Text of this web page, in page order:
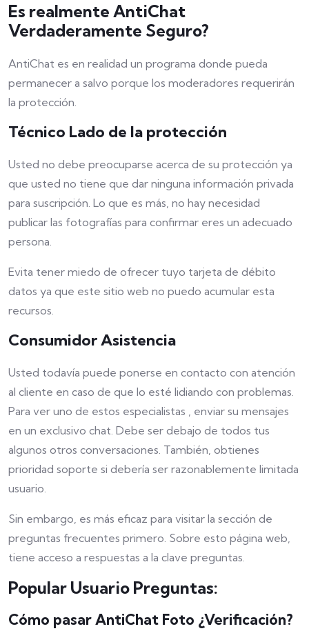
Es realmente AntiChat
Verdaderamente Seguro?
AntiChat es en realidad un programa donde pueda
permanecer a salvo porque los moderadores requerirán
la protección.
Técnico Lado de la protección
Usted no debe preocuparse acerca de su protección ya
que usted no tiene que dar ninguna información privada
para suscripción. Lo que es más, no hay necesidad
publicar las fotografías para confirmar eres un adecuado
persona.
Evita tener miedo de ofrecer tuyo tarjeta de débito
datos ya que este sitio web no puedo acumular esta
recursos.
Consumidor Asistencia
Usted todavía puede ponerse en contacto con atención
al cliente en caso de que lo esté lidiando con problemas.
Para ver uno de estos especialistas , enviar su mensajes
en un exclusivo chat. Debe ser debajo de todos tus
algunos otros conversaciones. También, obtienes
prioridad soporte si debería ser razonablemente limitada
usuario.
Sin embargo, es más eficaz para visitar la sección de
preguntas frecuentes primero. Sobre esto página web,
tiene acceso a respuestas a la clave preguntas.
Popular Usuario Preguntas:
Cómo pasar AntiChat Foto ¿Verificación?